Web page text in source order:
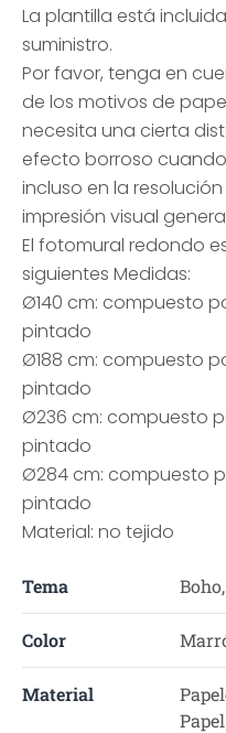
La plantilla está
suministro.
Por favor, tenga en
de los motivos de
necesita una cierta
efecto borroso
incluso en la
impresión visual
El fotomural redondo
siguientes Medidas:
Ø140 cm: compuesto
pintado
Ø188 cm: compuesto
pintado
Ø236 cm: compuesto
pintado
Ø284 cm: compuesto
pintado
Material: no tejido
Tema
Color
Material